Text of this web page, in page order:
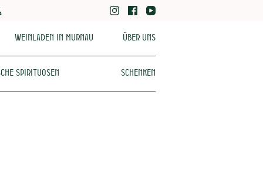
Weinladen in Murnau Über uns
Spirituosen Schenken